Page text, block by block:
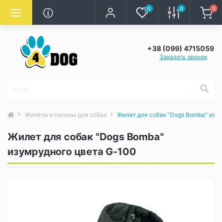
0 0 0
+38 (099) 4715059
Заказать звонок
Жилеты и попоны для собак Жилет для собак "Dogs Bomba"
Жилет для собак "Dogs Bomba"
изумрудного цвета G-100